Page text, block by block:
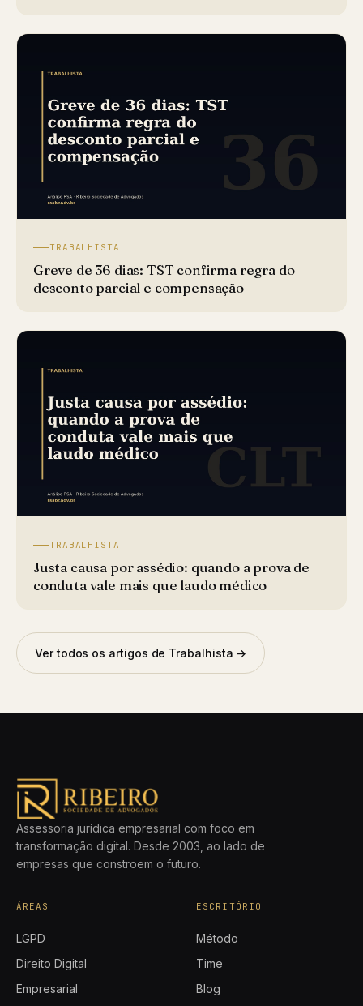
TRABALHISTA
Greve de 36 dias: TST confirma regra do
desconto parcial e compensação
TRABALHISTA
Justa causa por assédio: quando a prova de
conduta vale mais que laudo médico
Ver todos os artigos de Trabalhista →
Assessoria jurídica empresarial com foco em
transformação digital. Desde 2003, ao lado de
empresas que constroem o futuro.
ÁREAS
LGPD
Direito Digital
Empresarial
ESCRITÓRIO
Método
Time
Blog